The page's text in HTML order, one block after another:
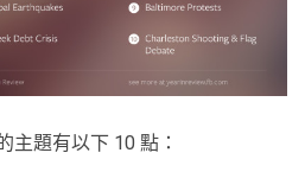
主題有以下 10 點：